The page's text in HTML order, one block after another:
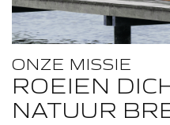
ONZE MISSIE
ROEIEN
NATUUR